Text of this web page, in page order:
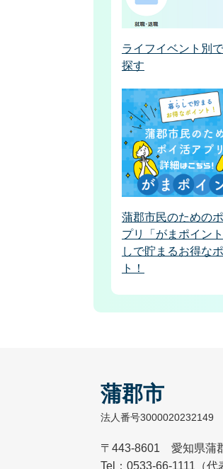
ライフイベント別
探す
蒲郡市民のための
プリ「がまポイン
しで貯まるお得な
ト！
蒲郡市
法人番号3000020232149
〒443-8601 愛知県蒲
Tel：0533-66-1111（代